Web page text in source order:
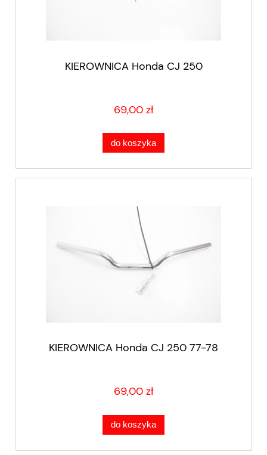
KIEROWNICA Honda CJ 250
69,00 zł
do koszyka
KIEROWNICA Honda CJ 250 77-78
69,00 zł
do koszyka